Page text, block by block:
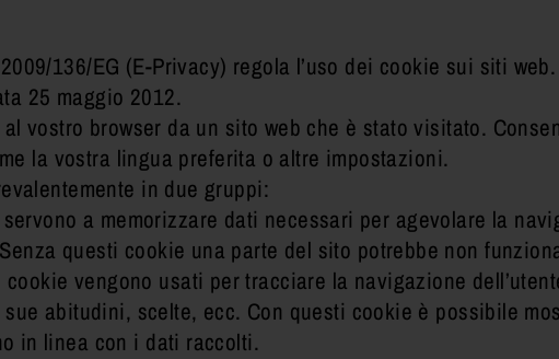
Medica
nell'ambiente e nei
Biomedico
di laurea
formativi
2026/27
136/EG (E-Privacy) regola l’uso dei cookie sui siti
25 maggio 2012.
vostro browser da un sito web che è stato visitato.
la vostra lingua preferita o altre impostazioni.
in due gruppi:
a memorizzare dati necessari per agevolare la
questi cookie una parte del sito potrebbe non
cookie vengono usati per tracciare la navigazione
abitudini, scelte, ecc. Con questi cookie è possibile
in linea con i dati raccolti.